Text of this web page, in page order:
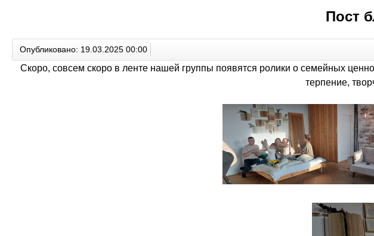
Пост
Опубликовано: 19.03.2025 00:00
Скоро, совсем скоро в ленте нашей группы появятся ролики о семейных
терпение,